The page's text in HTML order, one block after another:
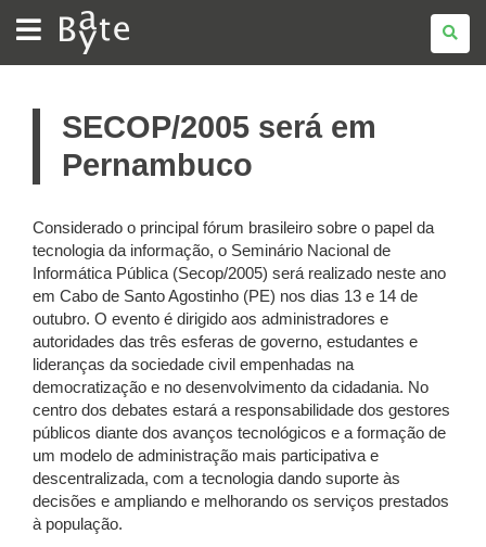
BATE
BYTE
SECOP/2005 será em
Pernambuco
Considerado o principal fórum brasileiro sobre o papel da
tecnologia da informação, o Seminário Nacional de
Informática Pública (Secop/2005) será realizado neste ano
em Cabo de Santo Agostinho (PE) nos dias 13 e 14 de
outubro. O evento é dirigido aos administradores e
autoridades das três esferas de governo, estudantes e
lideranças da sociedade civil empenhadas na
democratização e no desenvolvimento da cidadania. No
centro dos debates estará a responsabilidade dos gestores
públicos diante dos avanços tecnológicos e a formação de
um modelo de administração mais participativa e
descentralizada, com a tecnologia dando suporte às
decisões e ampliando e melhorando os serviços prestados
à população.